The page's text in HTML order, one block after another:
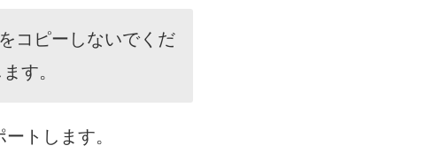
をコピーしないでくだ
す。
トします。